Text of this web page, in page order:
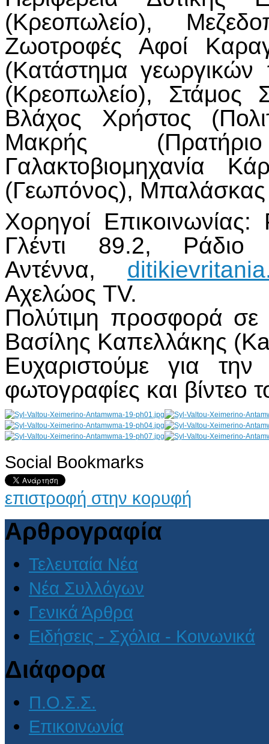
(Κρεοπωλείο),
Ζωοτροφές Αφοί
(Κατάστημα γεωργικών
(Κρεοπωλείο), Στάμος
Βλάχος Χρήστος
Μακρής
Γαλακτοβιομηχανία
(Γεωπόνος),
Χορηγοί
Γλέντι 89.2,
Αντέννα,
Αχελώος TV.
Πολύτιμη προσφορά
Βασίλης Καπελλάκης
Ευχαριστούμε για
φωτογραφίες και βίντεο
AdmirorGallery 4.5.0, author/s Vasiljevski& Kekeljevic
Social Bookmarks
επιστροφή στην κορυφή
Αρθρογραφία
Τελευταία Νέα
Νέα Συλλόγων
Γενικά Άρθρα
Ειδήσεις - Σχόλια - Κοινωνικά
Διάφορα
Π.Ο.Σ.Σ.
Επικοινωνία